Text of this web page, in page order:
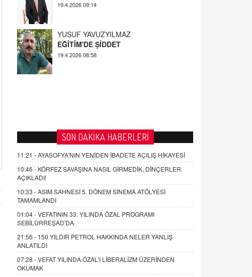
19.4.2026 09:14
YUSUF YAVUZYILMAZ
EĞİTİM'DE ŞİDDET
19.4.2026 08:58
SON DAKİKA HABERLERİ
11:21 -AYASOFYA'NIN YENİDEN İBADETE AÇILIŞ HİKAYESİ
10:46 - KÖRFEZ SAVAŞINA NASIL GİRMEDİK, DİNÇERLER
AÇIKLADI!
10:33 -ASIM SAHNESİ 5. DÖNEM SİNEMA ATÖLYESİ
TAMAMLANDI
01:04 -VEFATININ 33. YILINDA ÖZAL PROGRAMI
SEBİLÜRREŞAD'DA
21:56 - 150 YILDIR PETROL HAKKINDA NELER YANLIŞ
ANLATILDI
07:28 -VEFAT YILINDA ÖZAL'I LİBERALİZM ÜZERİNDEN
OKUMAK